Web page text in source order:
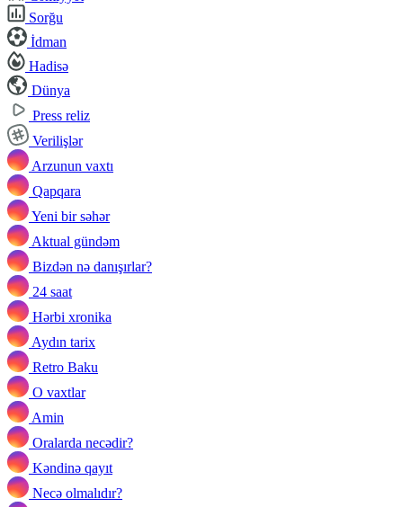
Sorğu
İdman
Hadisə
Dünya
Press reliz
Verilişlər
Arzunun vaxtı
Qapqara
Yeni bir səhər
Aktual gündəm
Bizdən nə danışırlar?
24 saat
Hərbi xronika
Aydın tarix
Retro Baku
O vaxtlar
Amin
Oralarda necədir?
Kəndinə qayıt
Necə olmalıdır?